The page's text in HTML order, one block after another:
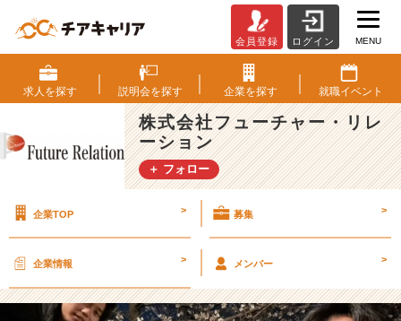
4
卒
の
入
社
式
と
【株
社
フ
会員登録 ログイン MENU
求人を探す 説明会を探す 企業を探す 就職イベント
株式会社フューチャー・リレ
ーション
＋ フォロー
企業TOP > 募集 >
企業情報 > メンバー >